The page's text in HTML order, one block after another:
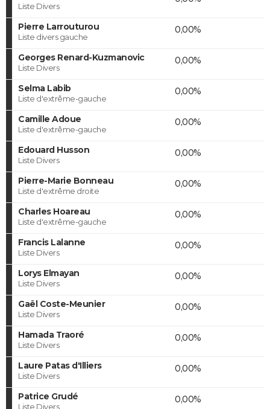
Liste Divers
Pierre Larrouturou
Liste divers gauche
0,00%
Georges Renard-Kuzmanovic
Liste Divers
0,00%
Selma Labib
Liste d'extrême-gauche
0,00%
Camille Adoue
Liste d'extrême-gauche
0,00%
Edouard Husson
Liste Divers
0,00%
Pierre-Marie Bonneau
Liste d'extrême droite
0,00%
Charles Hoareau
Liste d'extrême-gauche
0,00%
Francis Lalanne
Liste Divers
0,00%
Lorys Elmayan
Liste Divers
0,00%
Gaël Coste-Meunier
Liste Divers
0,00%
Hamada Traoré
Liste Divers
0,00%
Laure Patas d'Illiers
Liste Divers
0,00%
Patrice Grudé
Liste Divers
0,00%